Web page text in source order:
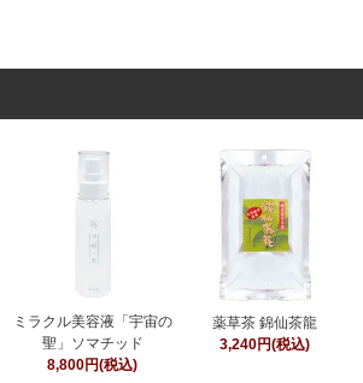
ミラクル美容液「宇宙の
聖」ソマチッド
8,800円(税込)
薬草茶 錦仙茶龍
3,240円(税込)